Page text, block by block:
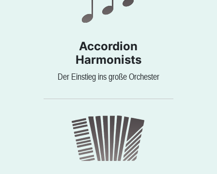
Accordion
Harmonists
Der Einstieg ins große Orchester